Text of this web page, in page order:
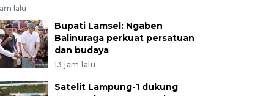
lalu
Bupati Lamsel: Ngaben
Balinuraga perkuat persatuan
dan budaya
13 jam lalu
Satelit Lampung-1 dukung